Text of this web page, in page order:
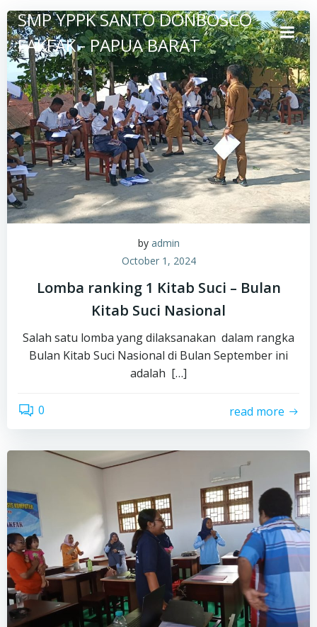
Skip
to
content
SMP YPPK SANTO DONBOSCO
FAKFAK - PAPUA BARAT
by admin
October 1, 2024
Lomba ranking 1 Kitab Suci – Bulan
Kitab Suci Nasional
Salah satu lomba yang dilaksanakan dalam rangka
Bulan Kitab Suci Nasional di Bulan September ini
adalah […]
0 read more